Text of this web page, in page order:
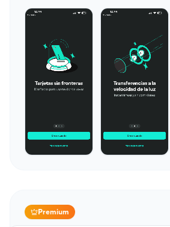
Premium